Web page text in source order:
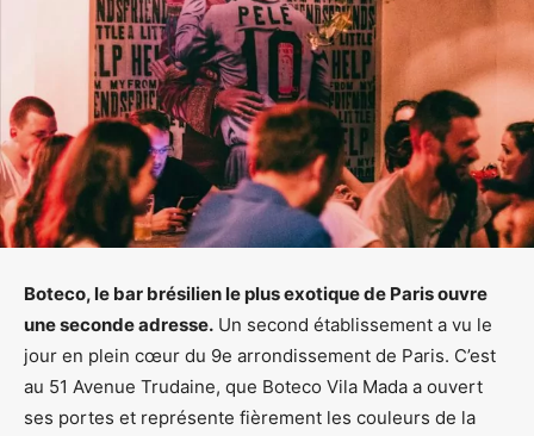
Boteco, le bar brésilien le plus exotique de Paris ouvre
une seconde adresse. Un second établissement a vu le
jour en plein cœur du 9e arrondissement de Paris. C’est
au 51 Avenue Trudaine, que Boteco Vila Mada a ouvert
ses portes et représente fièrement les couleurs de la